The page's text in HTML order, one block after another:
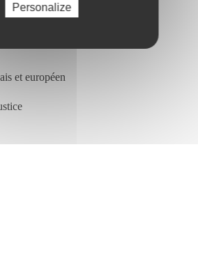
commercial
et européen
Personalize